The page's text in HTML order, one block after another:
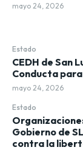
mayo 24, 2026
Estado
CEDH de San
Conducta
mayo 24, 2026
Estado
Gobierno de
contra la